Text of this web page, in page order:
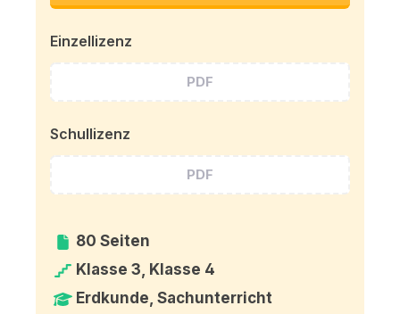
Einzellizenz
PDF
Schullizenz
PDF
80 Seiten
Klasse 3, Klasse 4
Erdkunde, Sachunterricht